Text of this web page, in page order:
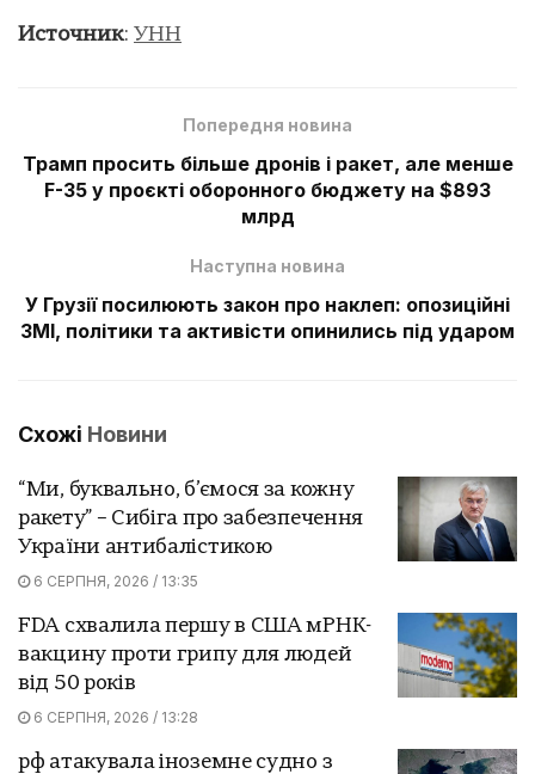
Источник: УНН
Попередня новина
Трамп просить більше дронів і ракет, але менше
F-35 у проєкті оборонного бюджету на $893
млрд
Наступна новина
У Грузії посилюють закон про наклеп: опозиційні
ЗМІ, політики та активісти опинились під ударом
Схожі Новини
“Ми, буквально, б’ємося за кожну
ракету” – Сибіга про забезпечення
України антибалістикою
6 СЕРПНЯ, 2026 / 13:35
FDA схвалила першу в США мРНК-
вакцину проти грипу для людей
від 50 років
6 СЕРПНЯ, 2026 / 13:28
рф атакувала іноземне судно з